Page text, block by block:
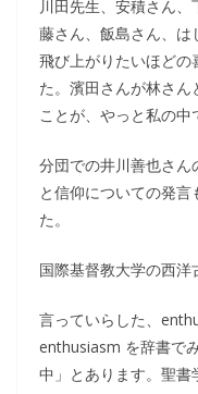
川田先生、安積さん、
藤さん、飯島さん、は
飛び上がりたいほどの
た。濱田さんが林さ
ことが、やっと私の中
分団での井川善也さ
と信仰についての発
た。
国際基督教大学の西
言っていらした、
enthusiasm を辞書で
中」とあります。聖書